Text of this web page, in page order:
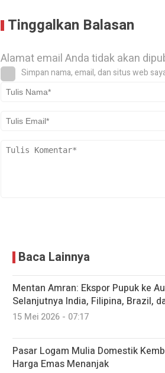
Tinggalkan Balasan
Alamat email Anda tidak akan
Simpan nama, email, dan situs web
Baca Lainnya
Mentan Amran: Ekspor Pupuk ke
Selanjutnya India, Filipina, Brazil,
15 Mei 2026 - 07:17
Pasar Logam Mulia Domestik
Harga Emas Menanjak